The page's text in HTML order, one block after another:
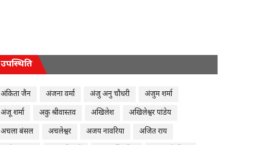
उपस्थिति
अंकिता जैन अंजना वर्मा अंजु अनु चौधरी
अंजुम शर्मा
अंजू शर्मा
अकु श्रीवास्तव अखिलेश
अखिलेश्वर पांडेय
अचला बंसल
अचलेश्वर अजय नावरिया
अजित राय